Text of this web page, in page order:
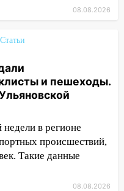
покажут
небом
прибор для
деньги
фитнес-
08.08.2026
Статьи
и пешеходы.
в регионе
происшествий,
Такие данные
08.08.2026